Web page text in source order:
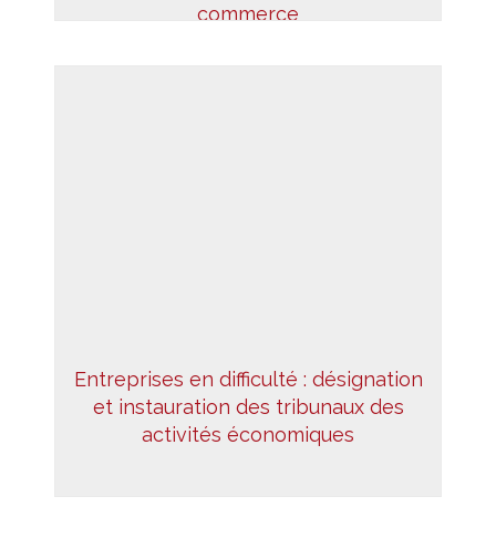
commerce
Entreprises en difficulté : désignation
et instauration des tribunaux des
activités économiques